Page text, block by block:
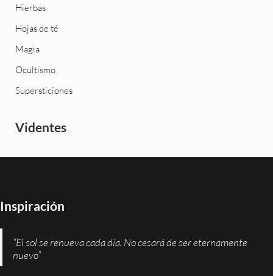
Hierbas
Hojas de té
Magia
Ocultismo
Supersticiones
Videntes
Inspiración
“El sol se renueva cada día. No cesará de ser eternamente
nuevo”